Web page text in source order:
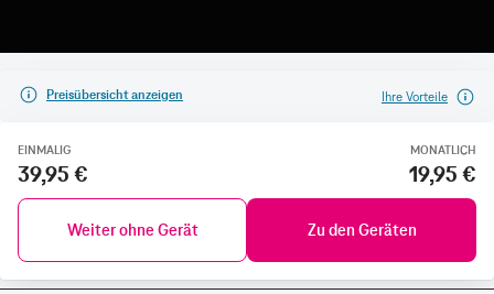
Preisübersicht anzeigen Ihre Vorteile
EINMALIG
39,95 €
MONATLICH
19,95 €
Zu den Geräten
Weiter ohne Gerät